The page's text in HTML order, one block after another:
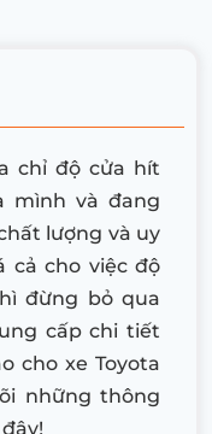
chỉ độ cửa hít
mình và đang
lượng và uy
cả cho việc độ
đừng bỏ qua
cấp chi tiết
cho xe Toyota
những thông